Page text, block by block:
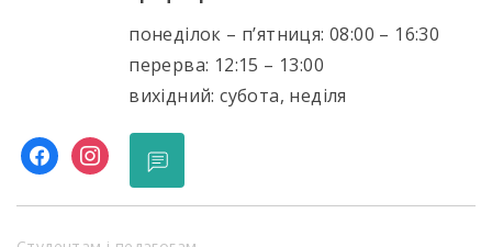
понеділок – п’ятниця: 08:00 – 16:30
перерва: 12:15 – 13:00
вихідний: субота, неділя
facebookinstagram